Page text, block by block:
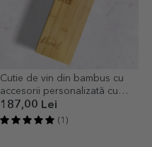
Cutie de vin din bambus cu
accesorii personalizată cu
mesaj - the best brother ever
187,00 Lei
(1)